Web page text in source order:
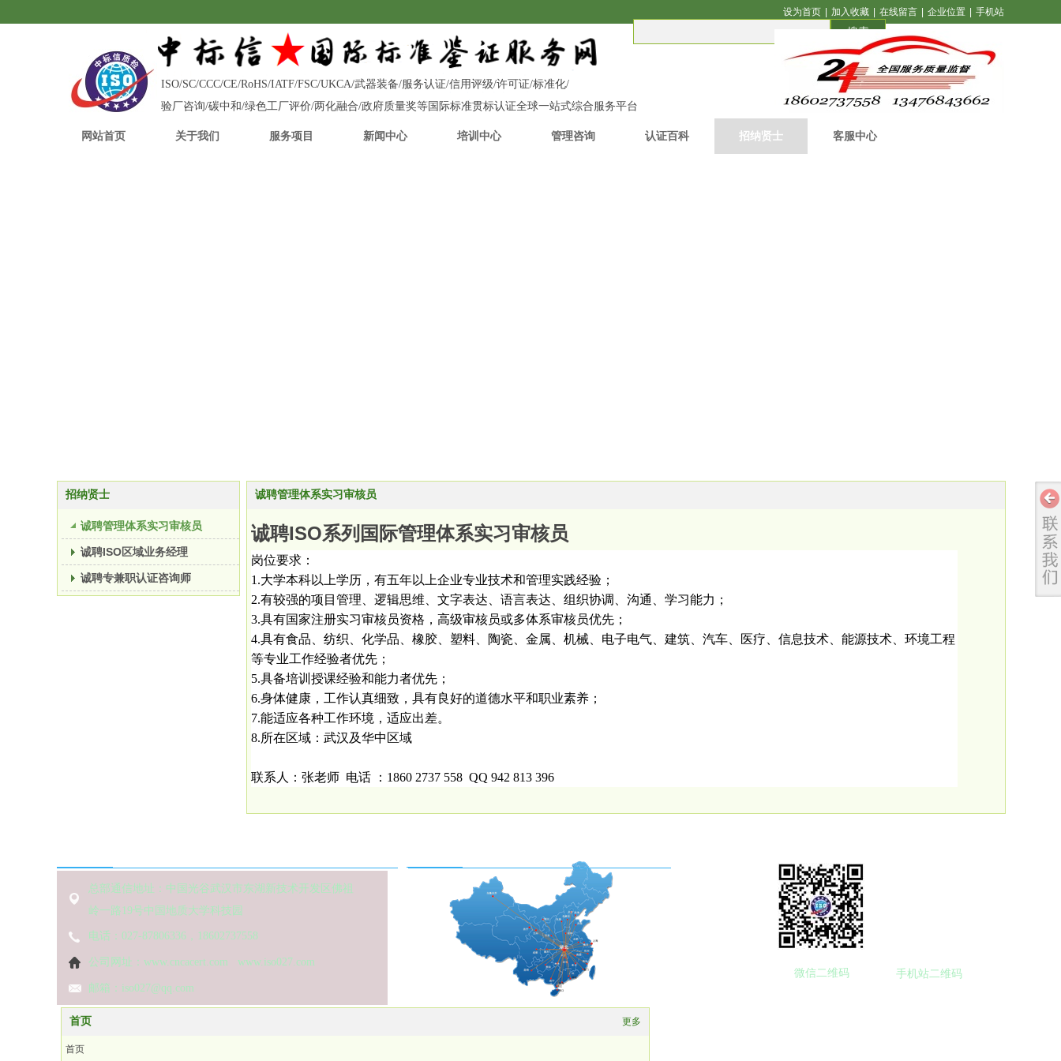
ISO/SC/CCC/CE/RoHS/IATF/FSC/UKCA/武器装备/服务认证/信用评级/许可证/标准化/
验厂咨询/碳中和/绿色工厂评价/两化融合/政府质量奖等国际标准贯标认证全球一站式综合服务平台
搜索
设为首页 加入收藏 在线留言 企业位置 手机站
网站首页 关于我们 服务项目 新闻中心 培训中心 管理咨询 认证百科 招纳贤士 客服中心
招纳贤士
诚聘管理体系实习审核员
诚聘ISO区域业务经理
诚聘专兼职认证咨询师
诚聘管理体系实习审核员
诚聘ISO系列国际管理体系实习审核员
岗位要求：
1.大学本科以上学历，有五年以上企业专业技术和管理实践经验；
2.有较强的项目管理、逻辑思维、文字表达、语言表达、组织协调、沟通、学习能力；
3.具有国家注册实习审核员资格，高级审核员或多体系审核员优先；
4.具有食品、纺织、化学品、橡胶、塑料、陶瓷、金属、机械、电子电气、建筑、汽车、医疗、信息技术、能源技术、环境工程
等专业工作经验者优先；
5.具备培训授课经验和能力者优先；
6.身体健康，工作认真细致，具有良好的道德水平和职业素养；
7.能适应各种工作环境，适应出差。
8.所在区域：武汉及华中区域
联系人：张老师 电话 ：1860 2737 558 QQ 942 813 396
电话：027-87806336，18602737558
总部通信地址：中国光谷武汉市东湖新技术开发区佛祖
岭一路19号中国地质大学科技园
邮箱：iso027@qq.com
公司网址：www.cncacert.com www.iso027.com
首页 更多
首页
手机站二维码
微信二维码